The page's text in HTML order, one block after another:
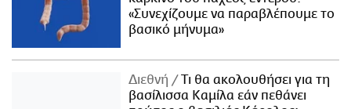
«Συνεχίζουμε να παραβλέπουμε το
βασικό μήνυμα»
Διεθνή
Τι θα ακολουθήσει για τη
βασίλισσα Καμίλα εάν πεθάνει